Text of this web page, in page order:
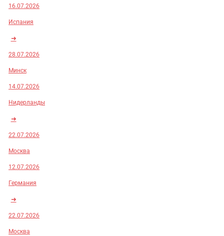
16.07.2026
Испания
➜
28.07.2026
Минск
14.07.2026
Нидерланды
➜
22.07.2026
Москва
12.07.2026
Германия
➜
22.07.2026
Москва